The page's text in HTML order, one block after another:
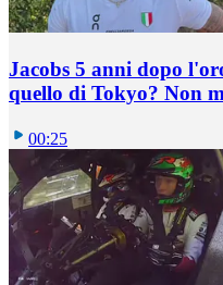
Jacobs 5 anni dopo
quello di Tokyo? Non
00:25